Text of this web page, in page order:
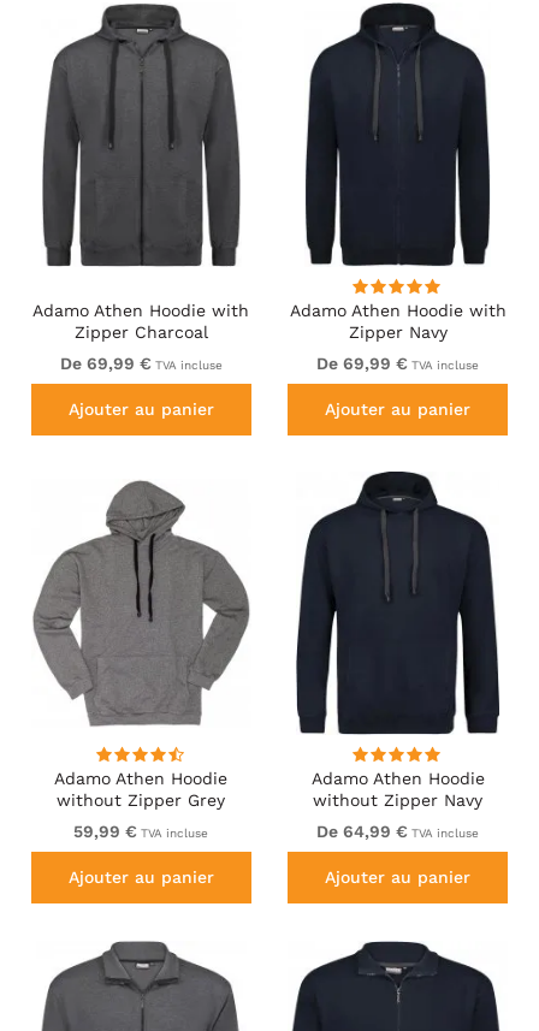
Adamo Athen Hoodie with
Zipper Charcoal
De 69,99 € TVA incluse
Ajouter au panier
Adamo Athen Hoodie with
Zipper Navy
De 69,99 € TVA incluse
Ajouter au panier
Adamo Athen Hoodie
without Zipper Grey
59,99 € TVA incluse
Ajouter au panier
Adamo Athen Hoodie
without Zipper Navy
De 64,99 € TVA incluse
Ajouter au panier